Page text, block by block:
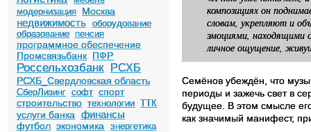
модернизация
Москва
недвижимость оборудование
образование пенсия
программное обеспечение
Промсвязьбанк ПФР
Россельхозбанк РСХБ
РСХБ_Свердловская область
СберЛизинг софт спорт
строительство технологии ТТК
услуги банка финансы
футбол экономика энергетика
композициях он
словам, укрепляют и
эмоциями, находящими
личное ощущение,
Семёнов убеждён, что
периоды и зажечь свет в
будущее. В этом смысле
как значимый манифест,